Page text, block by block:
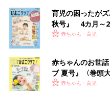
やってほしい」とは思わないん
わが家の場合は、ですね。
とはいえ、夫がなにもやって
く中の子どもたちの遊び相手
が早いので家にいるときは下
してもらったり…、
身体に負担の少ないことや、
育児の困ったが
秋号』 4カ月～2
いっぱい！
赤ちゃん・育児
赤ちゃんのお世
ブ 夏号』〈巻頭
く！ おっぱい・
赤ちゃん・育児